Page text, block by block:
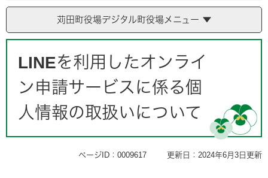
苅田町役場デジタル町役場メニュー
LINEを利用したオンライ
ン申請サービスに係る個
人情報の取扱いについて
ページID：0009617 更新日：2024年6月3日更新